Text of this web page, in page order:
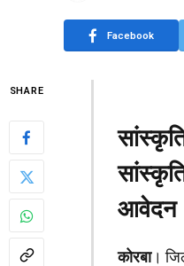
Facebook
SHARE
आवेदन
कोरबा।